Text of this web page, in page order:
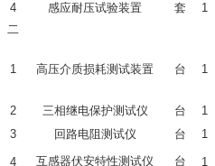
4 感应耐压试验装置 套 1
二
1 高压介质损耗测试装置 台 1
2 三相继电保护测试仪 台 1
3
回路电阻测试仪 台 1
4 互感器伏安特性测试仪 台 1